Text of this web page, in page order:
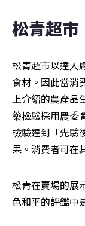
松青超市
松青超市以達人
食材。因此當消
上介紹的農產品
藥檢驗採用農委
檢驗達到「先驗
果。消費者可在
松青在賣場的展
色和平的評鑑中